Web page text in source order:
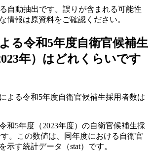
自動抽出です。誤りが含まれる可能性
情報は原資料をご確認ください。
る令和5年度自衛官候補生
年）はどれくらいです
よる令和5年度自衛官候補生採用者数は
和5年度（2023年度）の自衛官候補生採
す。この数値は、同年度における自衛官
示す統計データ（stat）です。